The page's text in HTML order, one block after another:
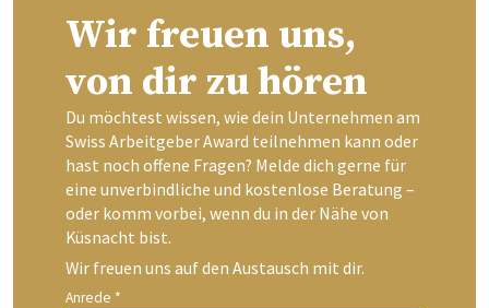
Wir freuen uns,
von dir zu hören
Du möchtest wissen, wie dein Unternehmen am
Swiss Arbeitgeber Award teilnehmen kann oder
hast noch offene Fragen? Melde dich gerne für
eine unverbindliche und kostenlose Beratung –
oder komm vorbei, wenn du in der Nähe von
Küsnacht bist.
Wir freuen uns auf den Austausch mit dir.
Anrede